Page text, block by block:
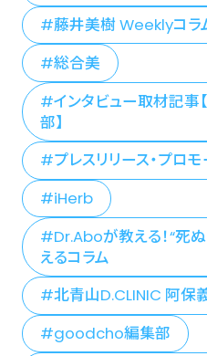
藤井美樹 Weeklyコラ
総合美
インタビュー取材記事
部】
プレスリリース・プロ
iHerb
Dr.Aboが教える！“死
えるコラム
北青山D.CLINIC 阿保
goodcho編集部